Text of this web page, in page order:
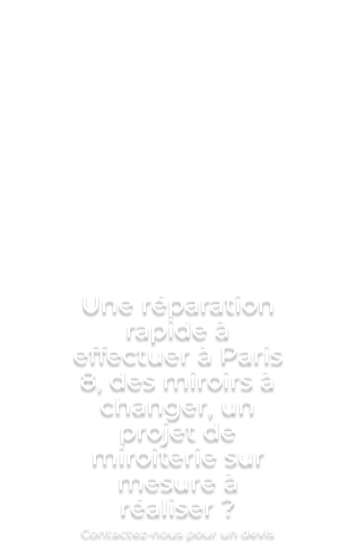
Une réparation
rapide à
effectuer à Paris
8, des miroirs à
changer, un
projet de
miroiterie sur
mesure à
réaliser ?
Contactez-nous pour un devis